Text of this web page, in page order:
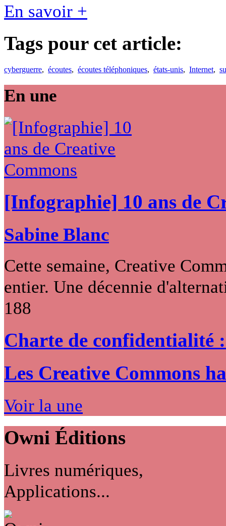
En savoir +
Tags pour cet article:
cyberguerre, écoutes, écoutes téléphoniques, états-unis, Internet,
En une
[Infographie] 10 ans de
Sabine Blanc
Cette semaine, Creative
entier. Une décennie
188
Charte de confidentialité
Les Creative Commons
Voir la une
Owni Éditions
Livres numériques,
Applications...